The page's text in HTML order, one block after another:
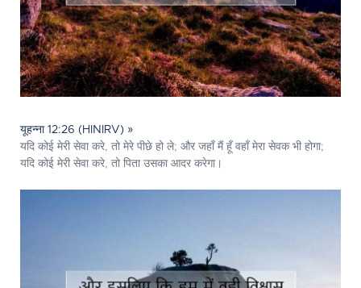
यूहन्ना 12:26 (HINIRV) »
यदि कोई मेरी सेवा करे, तो मेरे पीछे हो ले; और जहाँ मैं हूँ वहाँ मेरा सेवक भी होगा;
यदि कोई मेरी सेवा करे, तो पिता उसका आदर करेगा।